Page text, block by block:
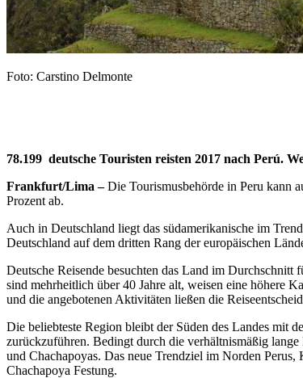
Foto: Carstino Delmonte
78.199 deutsche Touristen reisten 2017 nach Perú.
Frankfurt/Lima –Die Tourismusbehörde in Peru kann
Prozent ab.
Auch in Deutschland liegt das südamerikanische im
Deutschland auf dem dritten Rang der europäischen
Deutsche Reisende besuchten das Land im Durchschnitt
sind mehrheitlich über 40 Jahre alt, weisen eine höhere
und die angebotenen Aktivitäten ließen die
Die beliebteste Region bleibt der Süden des Landes mit
zurückzuführen. Bedingt durch die verhältnismäßig
und Chachapoyas. Das neue Trendziel im Norden
Chachapoya Festung.